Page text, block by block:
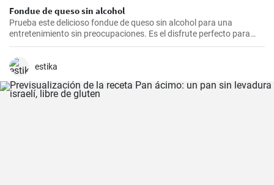
Fondue de queso sin alcohol
Prueba este delicioso fondue de queso sin alcohol para una
entretenimiento sin preocupaciones. Es el disfrute perfecto para
una noche acogedora con amigos y familiares. Sírvelo con tus
guarniciones favoritas como pan crujiente, verduras o incluso
frutas para una experiencia culinaria inolvidable.
estika